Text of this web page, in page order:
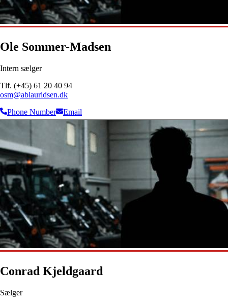
Ole Sommer-Madsen
Intern sælger
Tlf. (+45) 61 20 40 94
osm@ablauridsen.dk
Phone Number
Email
Conrad Kjeldgaard
Sælger